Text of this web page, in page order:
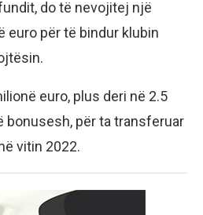
do të nevojitej një
euro për të bindur klubin
euro, plus deri në 2.5
bonusesh, për ta transferuar
vitin 2022.